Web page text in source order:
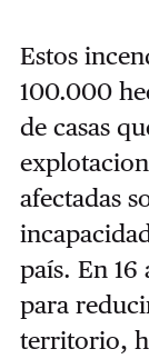
Estos
100.000
de casas
afectadas
país. En
para
territorio,